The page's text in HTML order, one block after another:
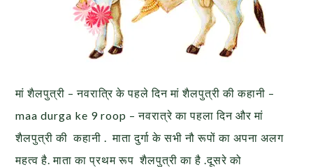
मां शैलपुत्री – नवरात्रि के पहले दिन मां शैलपुत्री की कहानी –
maa durga ke 9 roop – नवरात्रे का पहला दिन और मां
शैलपुत्री की कहानी . माता दुर्गा के सभी नौ रूपों का अपना अलग
महत्व है. माता का प्रथम रूप शैलपुत्री का है .दूसरे को